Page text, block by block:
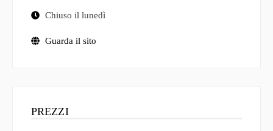
Chiuso il lunedì
Guarda il sito
PREZZI